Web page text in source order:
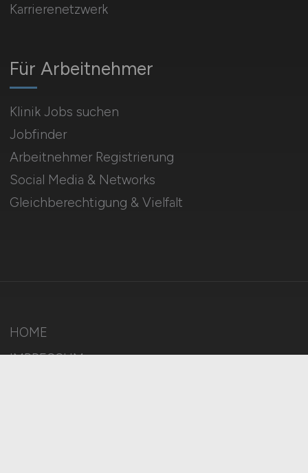
Für Arbeitnehmer
Klinik Jobs suchen
Jobfinder
Arbeitnehmer Registrierung
Social Media & Networks
Gleichberechtigung & Vielfalt
Karrierenetzwerk
HOME
IMPRESSUM